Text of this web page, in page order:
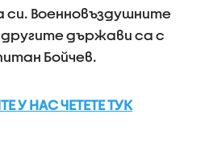
Военновъздушните
държави са с
Бойчев.
У НАС ЧЕТЕТЕ ТУК